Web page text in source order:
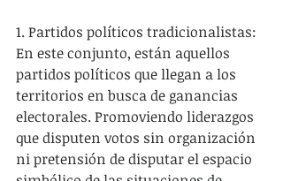
1. Partidos políticos tradicionalistas:
En este conjunto, están aquellos
partidos políticos que llegan a los
territorios en busca de ganancias
electorales. Promoviendo liderazgos
que disputen votos sin organización
ni pretensión de disputar el espacio